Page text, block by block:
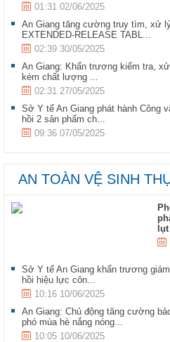
01:31 02/06/2025
An Giang tăng cường truy tìm, xử
EXTENDED-RELEASE TABL...
02:39 30/05/2025
An Giang: Khẩn trương kiểm tra,
kém chất lượng ...
02:31 27/05/2025
Sở Y tế An Giang phát hành Công
hồi 2 sản phẩm ch...
09:36 07/05/2025
AN TOÀN VỆ SINH
lụt
Sở Y tế An Giang khẩn trương
hồi hiệu lực côn...
10:16 10/06/2025
An Giang: Chủ động tăng cường
phó mùa hè nắng nóng...
10:05 10/06/2025